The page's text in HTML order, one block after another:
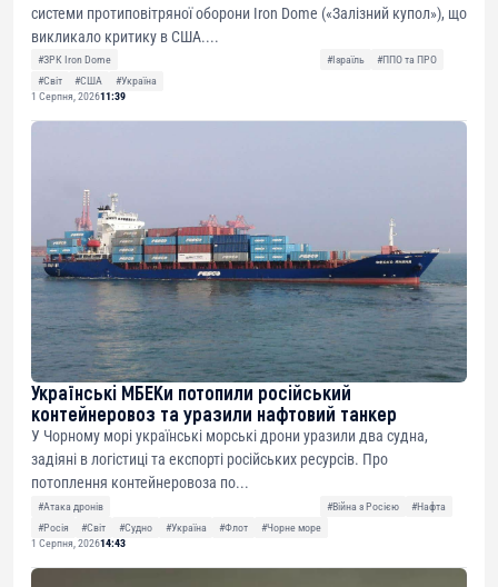
системи протиповітряної оборони Iron Dome («Залізний купол»), що
викликало критику в США....
#ЗРК Iron Dome #Ізраїль
#ППО та ПРО
#Світ
#США
#Україна
1 Серпня, 202611:39
Українські МБЕКи потопили російський
контейнеровоз та уразили нафтовий танкер
У Чорному морі українські морські дрони уразили два судна,
задіяні в логістиці та експорті російських ресурсів. Про
потоплення контейнеровоза по...
#Атака дронів #Війна з Росією
#Нафта
#Росія
#Світ #Судно #Україна #Флот
#Чорне море
1 Серпня, 202614:43